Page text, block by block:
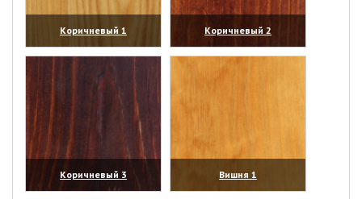
Коричневый 1
(увеличить)
Коричневый 2
(увеличить)
Коричневый 3
(увеличить)
Вишня 1
(увеличить)